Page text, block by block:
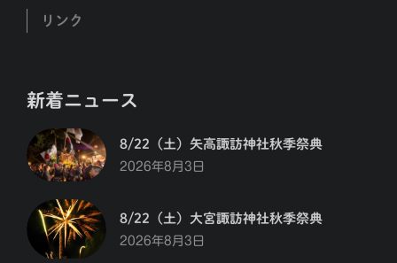
リンク
新着ニュース
8/22（土）矢高諏訪神社秋季祭典
2026年8月3日
8/22（土）大宮諏訪神社秋季祭典
2026年8月3日